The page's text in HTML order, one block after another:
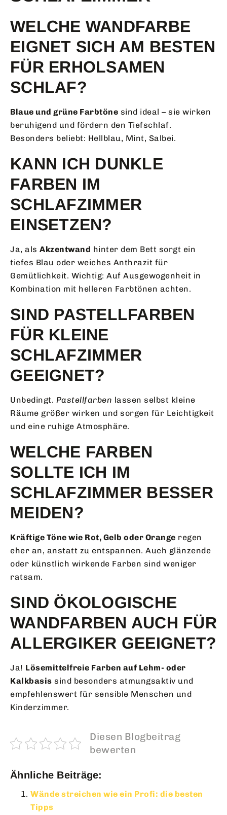
WELCHE WANDFARBE
EIGNET SICH AM BESTEN
FÜR ERHOLSAMEN
SCHLAF?
Blaue und grüne Farbtöne sind ideal – sie wirken
beruhigend und fördern den Tiefschlaf.
Besonders beliebt: Hellblau, Mint, Salbei.
KANN ICH DUNKLE
FARBEN IM
SCHLAFZIMMER
EINSETZEN?
Ja, als Akzentwand hinter dem Bett sorgt ein
tiefes Blau oder weiches Anthrazit für
Gemütlichkeit. Wichtig: Auf Ausgewogenheit in
Kombination mit helleren Farbtönen achten.
SIND PASTELLFARBEN
FÜR KLEINE
SCHLAFZIMMER
GEEIGNET?
Unbedingt. Pastellfarben lassen selbst kleine
Räume größer wirken und sorgen für Leichtigkeit
und eine ruhige Atmosphäre.
WELCHE FARBEN
SOLLTE ICH IM
SCHLAFZIMMER BESSER
MEIDEN?
Kräftige Töne wie Rot, Gelb oder Orange regen
eher an, anstatt zu entspannen. Auch glänzende
oder künstlich wirkende Farben sind weniger
ratsam.
SIND ÖKOLOGISCHE
WANDFARBEN AUCH FÜR
ALLERGIKER GEEIGNET?
Ja! Lösemittelfreie Farben auf Lehm- oder
Kalkbasis sind besonders atmungsaktiv und
empfehlenswert für sensible Menschen und
Kinderzimmer.
Diesen Blogbeitrag
bewerten
Ähnliche Beiträge:
Wände streichen wie ein Profi: die besten
Tipps